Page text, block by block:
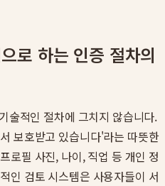
로 하는 인증 절차의
술적인 절차에 그치지 않습니다.
보호받고 있습니다'라는 따뜻한
로필 사진, 나이, 직업 등 개인 정
인 검토 시스템은 사용자들이 서